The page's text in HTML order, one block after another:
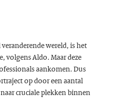
wereld, is het
volgens Aldo. Maar deze
aankomen. Dus
op door een aantal
cruciale plekken binnen